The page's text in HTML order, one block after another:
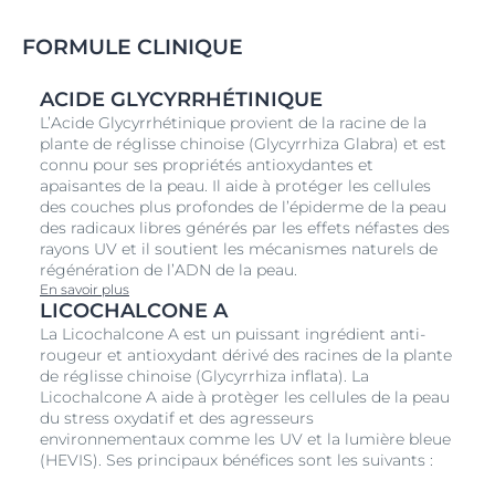
Glycyrrhétiniquequi soutient les mécanismes naturels
dommages cutanés induits par le soleil.
Hydrate la peau instantanément et pour une longue
durée. Effet frais et rafraîchissant. Non gras & non
collant. Senteur agréable. Convient aux enfants.
FORMULE CLINIQUE
ACIDE GLYCYRRHÉTINIQUE
L’Acide Glycyrrhétinique provient de la racine de la
plante de réglisse chinoise (Glycyrrhiza Glabra) et est
connu pour ses propriétés antioxydantes et
apaisantes de la peau. Il aide à protéger les cellules
des couches plus profondes de l’épiderme de la peau
des radicaux libres générés par les effets néfastes des
rayons UV et il soutient les mécanismes naturels de
régénération de l’ADN de la peau.
En savoir plus
LICOCHALCONE A
La Licochalcone A est un puissant ingrédient anti-
rougeur et antioxydant dérivé des racines de la plante
de réglisse chinoise (Glycyrrhiza inflata). La
Licochalcone A aide à protèger les cellules de la peau
du stress oxydatif et des agresseurs
environnementaux comme les UV et la lumière bleue
(HEVIS). Ses principaux bénéfices sont les suivants :